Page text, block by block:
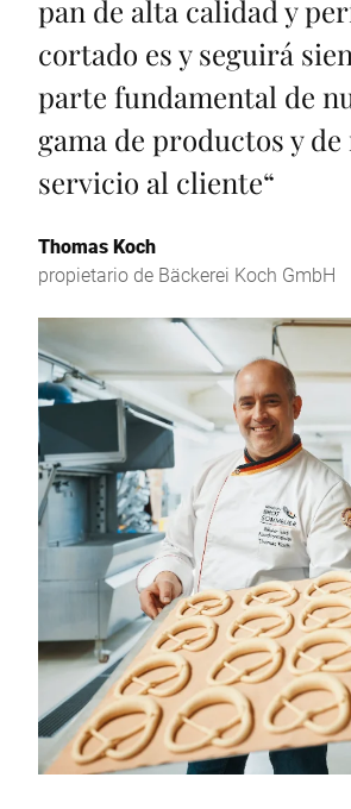
pan de alta calidad y
cortado es y seguirá
parte fundamental de
gama de productos y
servicio al cliente“
Thomas Koch
propietario de Bäckerei Koch GmbH